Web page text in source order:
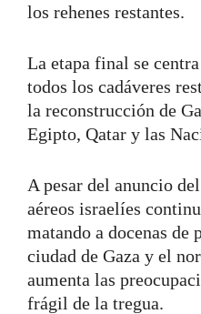
los rehenes restantes.
La etapa final se
todos los cadáveres
la reconstrucción de
Egipto, Qatar y las
A pesar del anuncio
aéreos israelíes
matando a docenas de
ciudad de Gaza y el
aumenta las
frágil de la tregua.